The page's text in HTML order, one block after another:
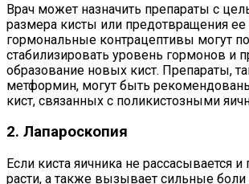
Врач может назначить препараты с
размера кисты или предотвращения ее
гормональные контрацептивы могут
стабилизировать уровень гормонов и
образование новых кист. Препараты,
метформин, могут быть
кист, связанных с поликистозными
2. Лапароскопия
Если киста яичника не рассасывается
расти, а также вызывает сильные боли